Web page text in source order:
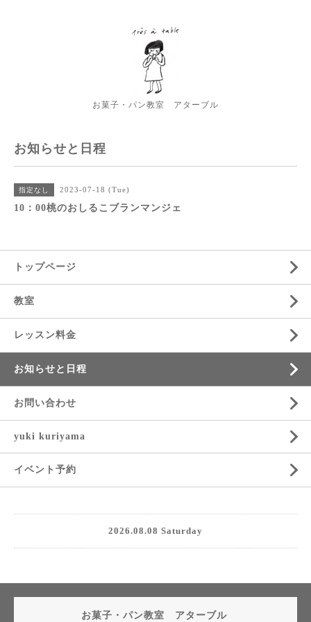
お菓子・パン教室 アターブル
お知らせと日程
指定なし 2023-07-18 (Tue)
10：00桃のおしるこブランマンジェ
トップページ
教室
レッスン料金
お知らせと日程
お問い合わせ
yuki kuriyama
イベント予約
2026.08.08 Saturday
お菓子・パン教室 アターブル